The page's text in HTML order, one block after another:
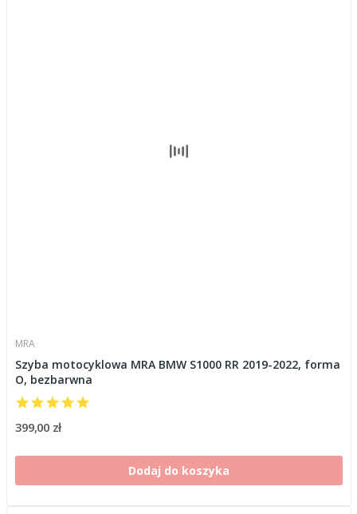
MRA
Szyba motocyklowa MRA BMW S1000 RR 2019-2022, forma
O, bezbarwna
399,00 zł
Dodaj do koszyka